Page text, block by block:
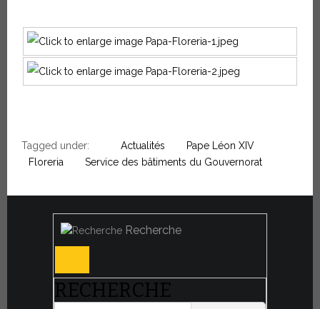
Tagged under: Actualités
Pape Léon XIV
Floreria
Service des bâtiments du Gouvernorat
Recherche
RECHERCHE